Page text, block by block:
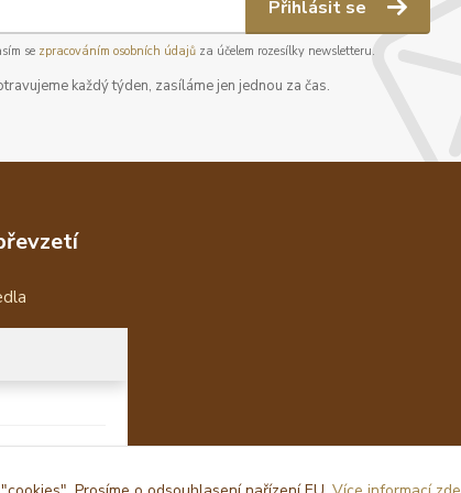
Přihlásit se
se zpracováním osobních údajůza účelem rozesílky newsletteru.
každý týden, zasíláme jen jednou za čas.